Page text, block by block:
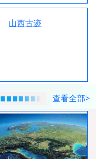
山西古迹
查看全部>